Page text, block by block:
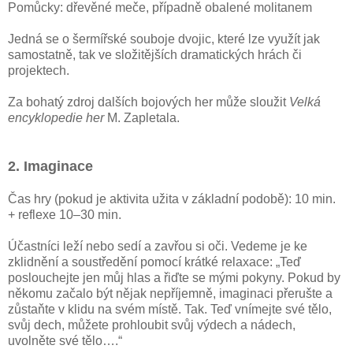
Pomůcky: dřevěné meče, případně obalené molitanem
Jedná se o šermířské souboje dvojic, které lze využít jak
samostatně, tak ve složitějších dramatických hrách či
projektech.
Za bohatý zdroj dalších bojových her může sloužit Velká
encyklopedie her M. Zapletala.
2. Imaginace
Čas hry (pokud je aktivita užita v základní podobě): 10 min.
+ reflexe 10–30 min.
Účastníci leží nebo sedí a zavřou si oči. Vedeme je ke
zklidnění a soustředění pomocí krátké relaxace: „Teď
poslouchejte jen můj hlas a řiďte se mými pokyny. Pokud by
někomu začalo být nějak nepříjemně, imaginaci přerušte a
zůstaňte v klidu na svém místě. Tak. Teď vnímejte své tělo,
svůj dech, můžete prohloubit svůj výdech a nádech,
uvolněte své tělo….“